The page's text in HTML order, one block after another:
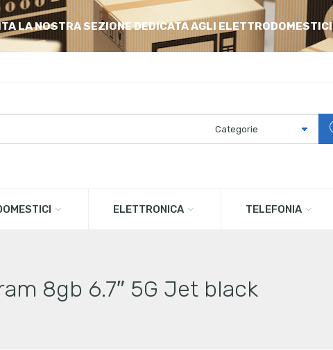
LA NOSTRA SEZIONE DEDICATA AGLI ELETTRODOMESTICI
ELETTRONICA TELEFONIA
8gb 6.7″ 5G Jet black